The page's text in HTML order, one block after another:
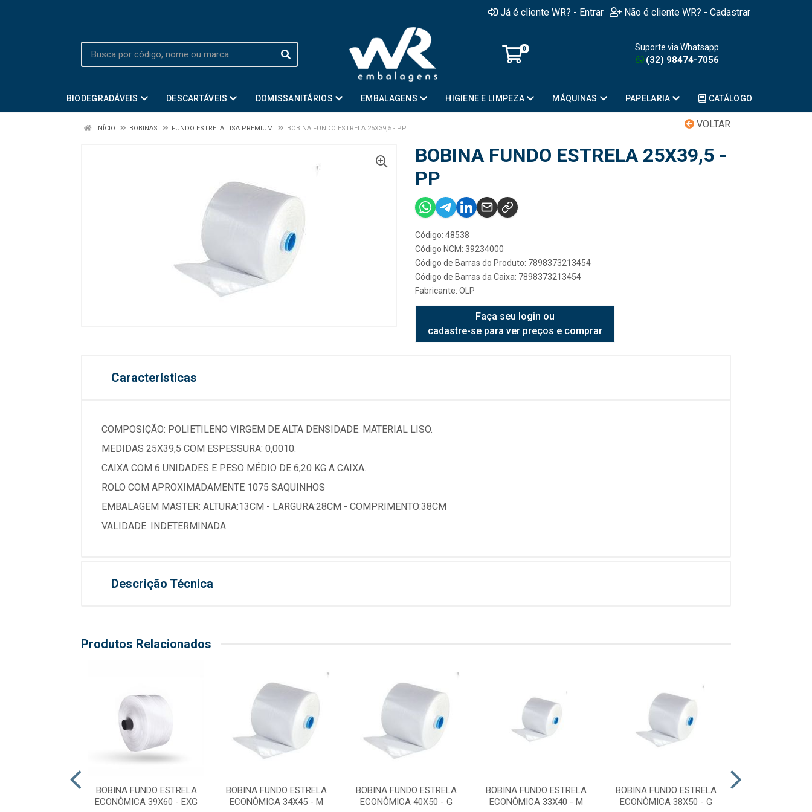
Já é cliente WR? - Entrar Não é cliente WR? - Cadastrar
0 Suporte via Whatsapp
(32) 98474-7056
BIODEGRADÁVEIS DESCARTÁVEIS DOMISSANITÁRIOS EMBALAGENS HIGIENE E LIMPEZA MÁQUINAS PAPELARIA CATÁLOGO
VOLTAR
INÍCIO BOBINAS FUNDO ESTRELA LISA PREMIUM BOBINA FUNDO ESTRELA 25X39,5 - PP
BOBINA FUNDO ESTRELA 25X39,5 -
PP
Código: 48538
Código NCM: 39234000
Código de Barras do Produto: 7898373213454
Código de Barras da Caixa: 7898373213454
Fabricante: OLP
Faça seu login ou
cadastre-se para ver preços e comprar
Características
COMPOSIÇÃO: POLIETILENO VIRGEM DE ALTA DENSIDADE. MATERIAL LISO.
MEDIDAS 25X39,5 COM ESPESSURA: 0,0010.
CAIXA COM 6 UNIDADES E PESO MÉDIO DE 6,20 KG A CAIXA.
ROLO COM APROXIMADAMENTE 1075 SAQUINHOS
EMBALAGEM MASTER: ALTURA:13CM - LARGURA:28CM - COMPRIMENTO:38CM
VALIDADE: INDETERMINADA.
Descrição Técnica
Produtos Relacionados
BOBINA FUNDO ESTRELA
ECONÔMICA 39X60 - EXG
BOBINA FUNDO ESTRELA
ECONÔMICA 34X45 - M
BOBINA FUNDO ESTRELA
ECONÔMICA 40X50 - G
BOBINA FUNDO ESTRELA
ECONÔMICA 33X40 - M
BOBINA FUNDO ESTRELA
ECONÔMICA 38X50 - G